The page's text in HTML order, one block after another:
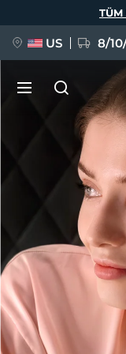
TÜM
US 8/
FAQ™ Pure
BREAKING
issa™ Teeth
Dil Seçimi
Français
Polski
Türkçe